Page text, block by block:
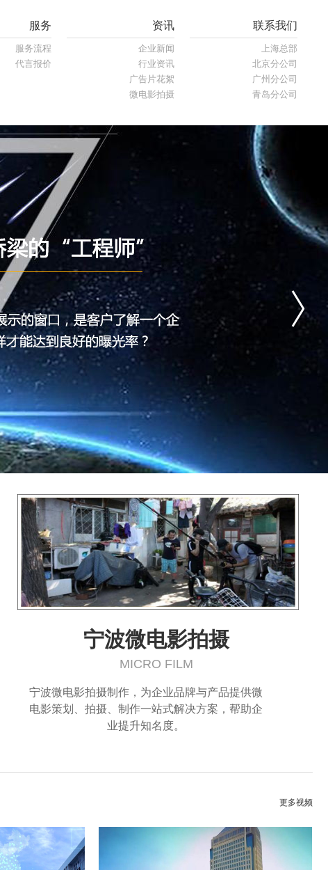
服务
服务流程
代言报价
资讯
企业新闻
行业资讯
广告片花絮
微电影拍摄
联系我们
上海总部
北京分公司
广州分公司
青岛分公司
宁波微电影拍摄
MICRO FILM
宁波微电影拍摄制作，为企业品牌与产品提供微
电影策划、拍摄、制作一站式解决方案，帮助企
业提升知名度。
更多视频